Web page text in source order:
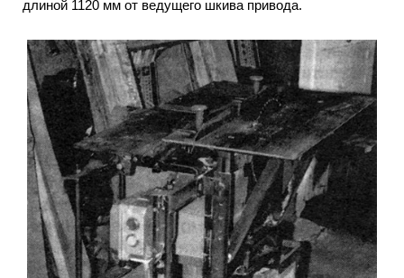
длиной 1120 мм от ведущего шкива привода.